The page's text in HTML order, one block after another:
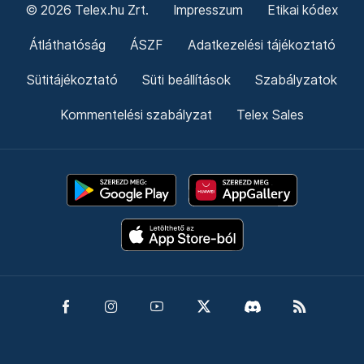
© 2026 Telex.hu Zrt. Impresszum Etikai kódex
Átláthatóság ÁSZF Adatkezelési tájékoztató
Sütitájékoztató Süti beállítások Szabályzatok
Kommentelési szabályzat Telex Sales